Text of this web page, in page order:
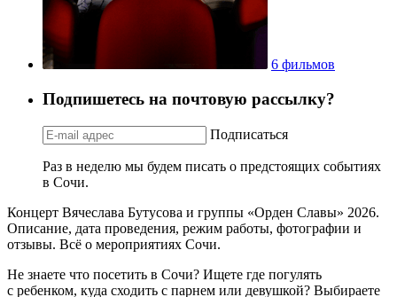
6 фильмов
Подпишетесь на почтовую рассылку?
Подписаться
Раз в неделю мы будем писать о предстоящих событиях
в Сочи.
Концерт Вячеслава Бутусова и группы «Орден Славы» 2026.
Описание, дата проведения, режим работы, фотографии и
отзывы. Всё о мероприятиях Сочи.
Не знаете что посетить в Сочи? Ищете где погулять
с ребенком, куда сходить с парнем или девушкой? Выбираете